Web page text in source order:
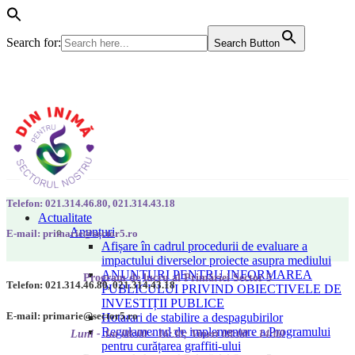
Search for: Search Button
Actualitate
Anunțuri
Afișare în cadrul procedurii de evaluare a
impactului diverselor proiecte asupra mediului
ANUNȚURI PENTRU INFORMAREA
PUBLICULUI PRIVIND OBIECTIVELE DE
INVESTIȚII PUBLICE
Hotarari de stabilire a despagubirilor
Regulamentul de implementare a Programului
pentru curățarea graffiti-ului
Telefon: 021.314.46.80, 021.314.43.18
E-mail: primarie@sector5.ro
Program de lucru al Primăriei Sector 5
Luni - Joi 08:00 - 16:30; Vineri 08:00 - 14:00
Telefon: 021.314.46.80, 021.314.43.18
E-mail: primarie@sector5.ro